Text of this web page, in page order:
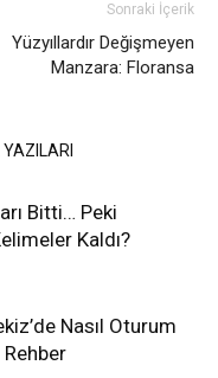
Sonraki İçerik
Yüzyıllardır Değişmeyen
Manzara: Floransa
Bitti… Peki
Kaldı?
Nasıl Oturum
Rehber